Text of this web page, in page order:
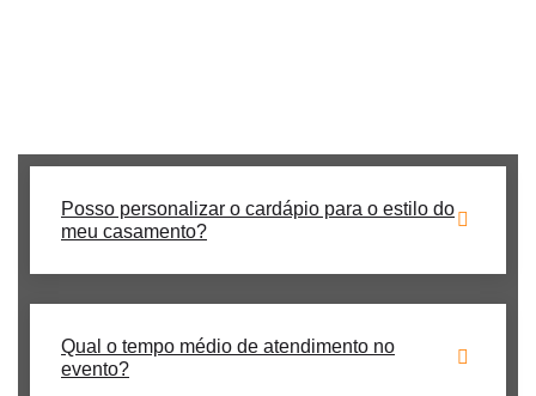
Posso personalizar o cardápio para o estilo do
meu casamento?
Qual o tempo médio de atendimento no
evento?